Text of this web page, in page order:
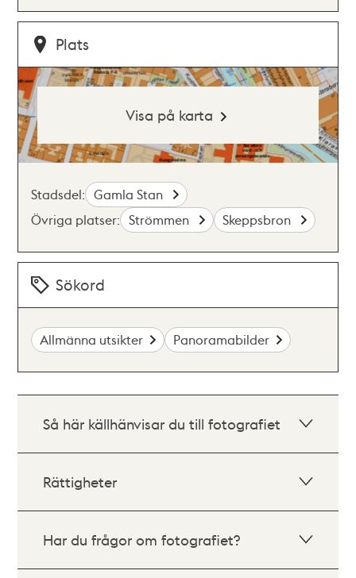
Plats
Visa på karta
Stadsdel: Gamla Stan
Övriga platser: Strömmen Skeppsbron
Sökord
Allmänna utsikter Panoramabilder
Så här källhänvisar du till fotografiet
Rättigheter
Har du frågor om fotografiet?